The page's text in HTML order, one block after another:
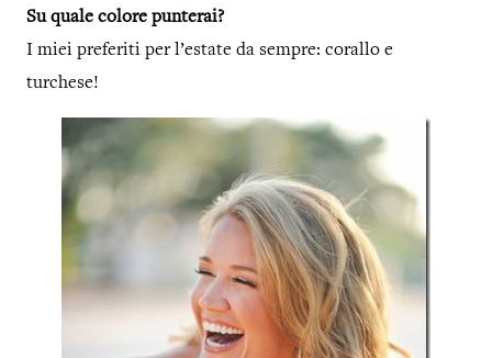
Su quale colore punterai?
I miei preferiti per l’estate da sempre: corallo e
turchese!